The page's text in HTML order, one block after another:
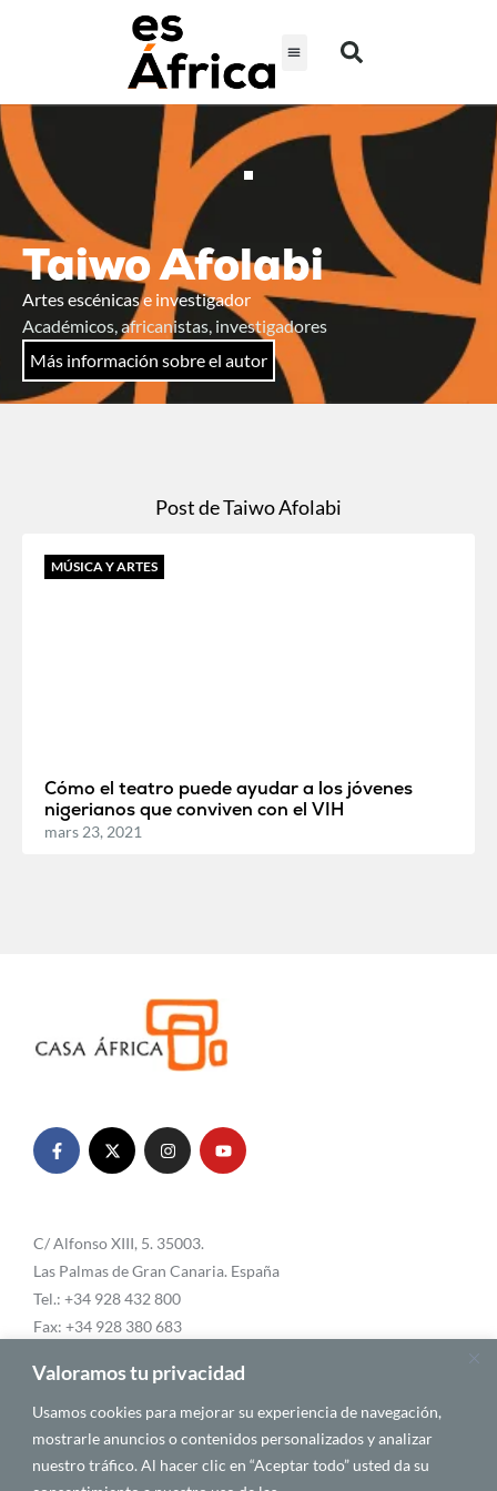
Valoramos tu privacidad
Usamos cookies para mejorar su experiencia de navegación,
mostrarle anuncios o contenidos personalizados y analizar
nuestro tráfico. Al hacer clic en “Aceptar todo” usted da su
Taiwo Afolabi
Artes escénicas e investigador
Académicos, africanistas, investigadores
Más información sobre el autor
Post de Taiwo Afolabi
MÚSICA Y ARTES
Cómo el teatro puede ayudar a los jóvenes
nigerianos que conviven con el VIH
mars 23, 2021
C/ Alfonso XIII, 5. 35003.
Las Palmas de Gran Canaria. España
Tel.: +34 928 432 800
Fax: +34 928 380 683
Blog